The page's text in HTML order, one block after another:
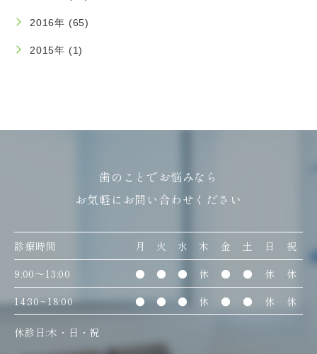
2016年 (65)
2015年 (1)
歯のことでお悩みなら
お気軽にお問い合わせください
診療時間 月 火 水 木 金 土 日
祝
9:00〜13:00
● ● ● 休 ● ● 休
休
14:30~18:00
● ● ● 休 ● ● 休 休
休診日:木・日・祝